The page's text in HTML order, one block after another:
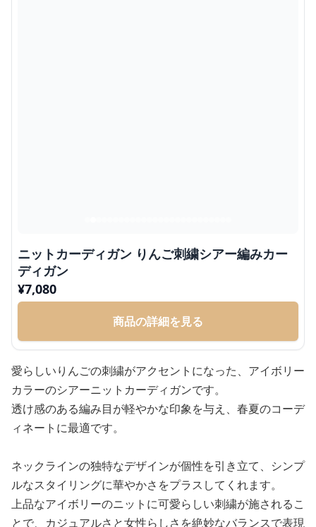
ニットカーディガン りんご刺繍シアー編みカー
ディガン
¥7,080
商品の詳細を見る
愛らしいりんごの刺繍がアクセントになった、アイボリー
カラーのシアーニットカーディガンです。
透け感のある編み目が軽やかな印象を与え、春夏のコーデ
ィネートに最適です。
ネックラインの独特なデザインが個性を引き立て、シンプ
ルなスタイリングに華やかさをプラスしてくれます。
上品なアイボリーのニットに可愛らしい刺繍が施されるこ
とで、カジュアルさと女性らしさを絶妙なバランスで表現